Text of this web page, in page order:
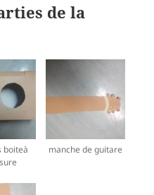
de la
boiteà
manche de guitare